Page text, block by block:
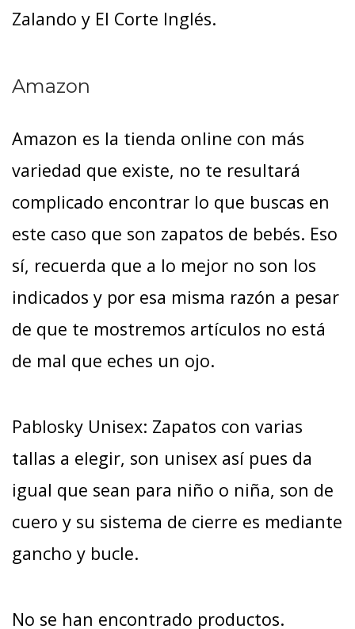
Zalando y El Corte Inglés.
Amazon
Amazon es la tienda online con más
variedad que existe, no te resultará
complicado encontrar lo que buscas en
este caso que son zapatos de bebés. Eso
sí, recuerda que a lo mejor no son los
indicados y por esa misma razón a pesar
de que te mostremos artículos no está
de mal que eches un ojo.
Pablosky Unisex: Zapatos con varias
tallas a elegir, son unisex así pues da
igual que sean para niño o niña, son de
cuero y su sistema de cierre es mediante
gancho y bucle.
No se han encontrado productos.